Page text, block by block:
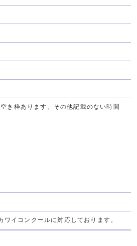
き枠あります。その他記載のない時間
ワイコンクールに対応しております。